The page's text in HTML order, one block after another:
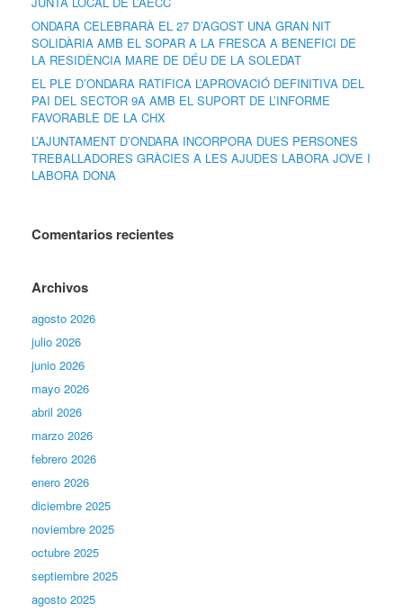
ONDARA CELEBRARÀ EL 27 D’AGOST UNA GRAN NIT
SOLIDÀRIA AMB EL SOPAR A LA FRESCA A BENEFICI DE
LA RESIDÈNCIA MARE DE DÉU DE LA SOLEDAT
EL PLE D’ONDARA RATIFICA L’APROVACIÓ DEFINITIVA DEL
PAI DEL SECTOR 9A AMB EL SUPORT DE L’INFORME
FAVORABLE DE LA CHX
L’AJUNTAMENT D’ONDARA INCORPORA DUES PERSONES
TREBALLADORES GRÀCIES A LES AJUDES LABORA JOVE I
LABORA DONA
Comentarios recientes
Archivos
agosto 2026
julio 2026
junio 2026
mayo 2026
abril 2026
marzo 2026
febrero 2026
enero 2026
diciembre 2025
noviembre 2025
octubre 2025
septiembre 2025
agosto 2025